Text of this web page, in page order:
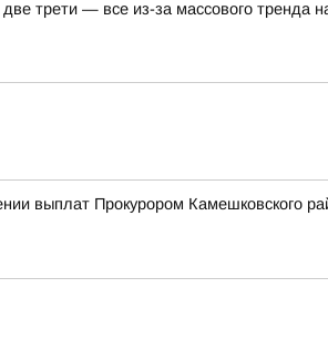
две трети — все из-за массового тренда
выплат Прокурором Камешковского